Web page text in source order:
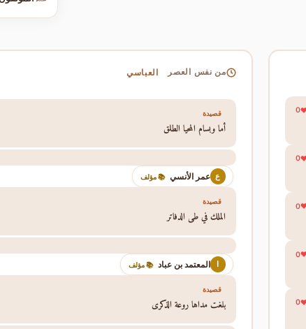
0
0
0
0
0
من نفس العصر العباسي
قصيدة
أما وبسام المحيا الطلق
ع عمر الأنسي 📚 مؤلف
قصيدة
الملك في طي الدفاتر
ا المعتمد بن عباد 📚 مؤلف
قصيدة
بلغت مداها روعة الذكرى